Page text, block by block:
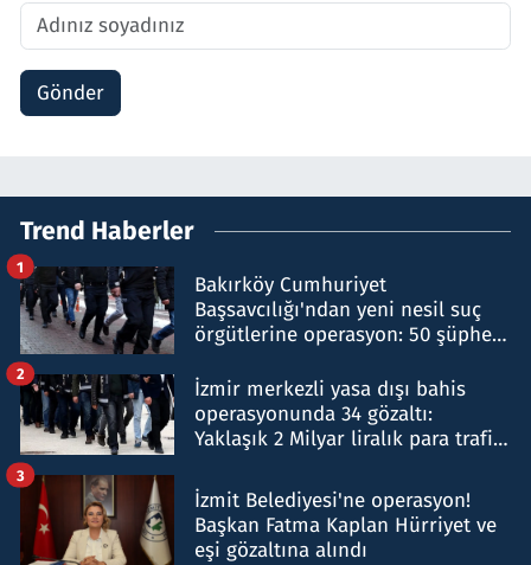
Gönder
Trend Haberler
Bakırköy Cumhuriyet
Başsavcılığı'ndan yeni nesil suç
örgütlerine operasyon: 50 şüpheli
1
İzmir merkezli yasa dışı bahis
operasyonunda 34 gözaltı:
Yaklaşık 2 Milyar liralık para trafiği
2
İzmit Belediyesi'ne operasyon!
Başkan Fatma Kaplan Hürriyet ve
eşi gözaltına alındı
3